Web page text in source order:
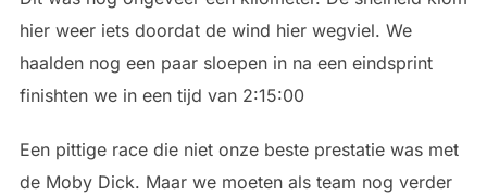
hier weer iets doordat de wind hier wegviel. We
haalden nog een paar sloepen in na een eindsprint
finishten we in een tijd van 2:15:00
Een pittige race die niet onze beste prestatie was met
de Moby Dick. Maar we moeten als team nog verder